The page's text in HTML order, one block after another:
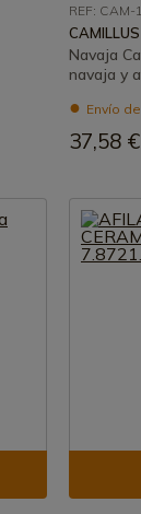
REF: CAM-
CAMILLUS
Navaja
navaja y
Envío
37,58 €